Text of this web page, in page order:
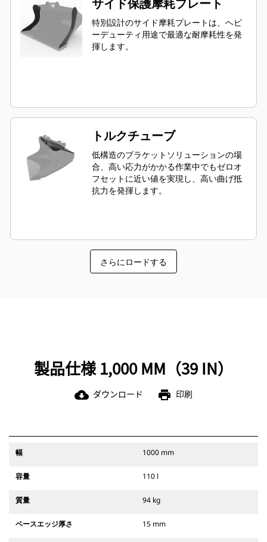
サイド保護摩耗プレート
特別設計のサイド摩耗プレートは、ヘビ
ーデューティ用途で最適な耐摩耗性を発
揮します。
トルクチューブ
低構造のブラケットソリューションの場
合、高い応力がかかる作業中でもゼロオ
フセットに近い値を実現し、高い曲げ抵
抗力を発揮します。
さらにロードする
製品仕様 1,000 MM（39 IN）
cloud_download ダウンロード print 印刷
幅 1000 mm
容量 110 l
質量 94 kg
ベースエッジ厚さ 15 mm